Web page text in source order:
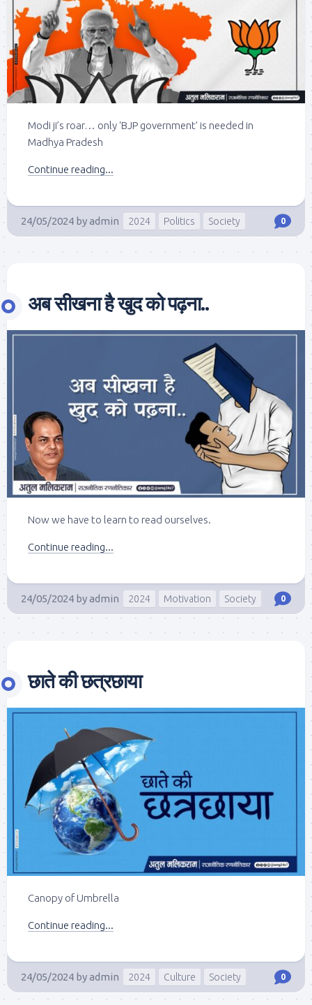
Modi ji’s roar… only ‘BJP government’ is needed in
Madhya Pradesh
Continue reading...
24/05/2024 byadmin 2024 Politics Society 0
अब सीखना है खुद को पढ़ना..
Now we have to learn to read ourselves.
Continue reading...
24/05/2024 byadmin 2024 Motivation Society 0
छाते की छत्रछाया
Canopy of Umbrella
Continue reading...
24/05/2024 byadmin 2024 Culture Society 0